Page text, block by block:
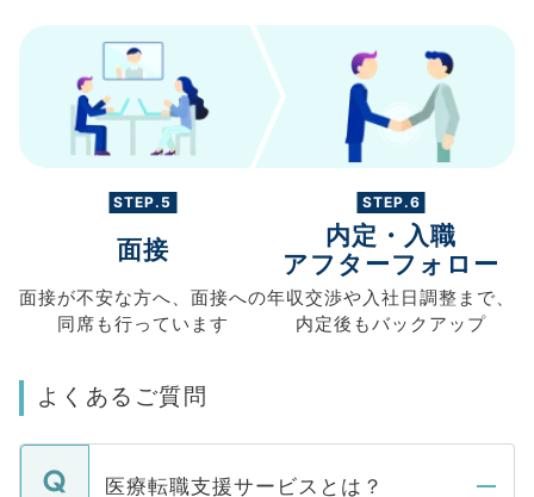
STEP.5
面接
面接が不安な方へ、 面接への
同席も行っています
STEP.6
内定・入職
アフターフォロー
年収交渉や入社日調整まで、
内定後もバックアップ
よくあるご質問
医療転職支援サービスとは？